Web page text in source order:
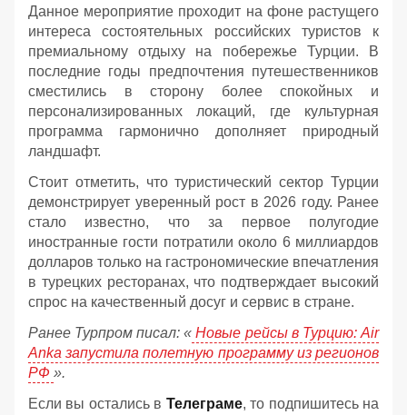
Данное мероприятие проходит на фоне растущего
интереса состоятельных российских туристов к
премиальному отдыху на побережье Турции. В
последние годы предпочтения путешественников
сместились в сторону более спокойных и
персонализированных локаций, где культурная
программа гармонично дополняет природный
ландшафт.
Стоит отметить, что туристический сектор Турции
демонстрирует уверенный рост в 2026 году. Ранее
стало известно, что за первое полугодие
иностранные гости потратили около 6 миллиардов
долларов только на гастрономические впечатления
в турецких ресторанах, что подтверждает высокий
спрос на качественный досуг и сервис в стране.
Ранее Турпром писал: « Новые рейсы в Турцию: Air
Anka запустила полетную программу из регионов
РФ ».
Если вы остались в Телеграме, то подпишитесь на